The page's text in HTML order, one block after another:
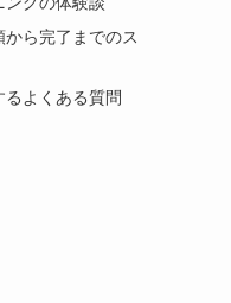
ら完了までのス
よくある質問